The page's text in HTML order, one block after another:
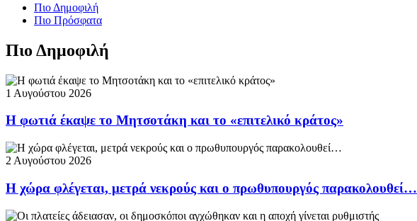
Πιο Δημοφιλή
Πιο Πρόσφατα
Πιο Δημοφιλή
1 Αυγούστου 2026
Η φωτιά έκαψε το Μητσοτάκη και το «επιτελικό κράτος»
2 Αυγούστου 2026
Η χώρα φλέγεται, μετρά νεκρούς και ο πρωθυπουργός παρακολουθεί…